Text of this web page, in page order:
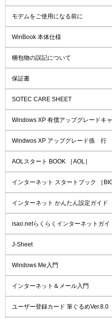
モデムをご使用になる前に
WinBook 本体仕様
梱包物の誤記について
保証書
SOTEC CARE SHEET
Windows XP 有償アップグレードキ
Windwos XP アップグレード係 行
AOLスタート BOOK ［AOL］
インターネット スタートブック ［
インターネット かんたん設定ガイド
isao.netらくらくインターネットガイ
J-Sheet
Windows Me入門
インターネット＆メール入門
ユーザー登録カード 筆ぐるめVer.8.0